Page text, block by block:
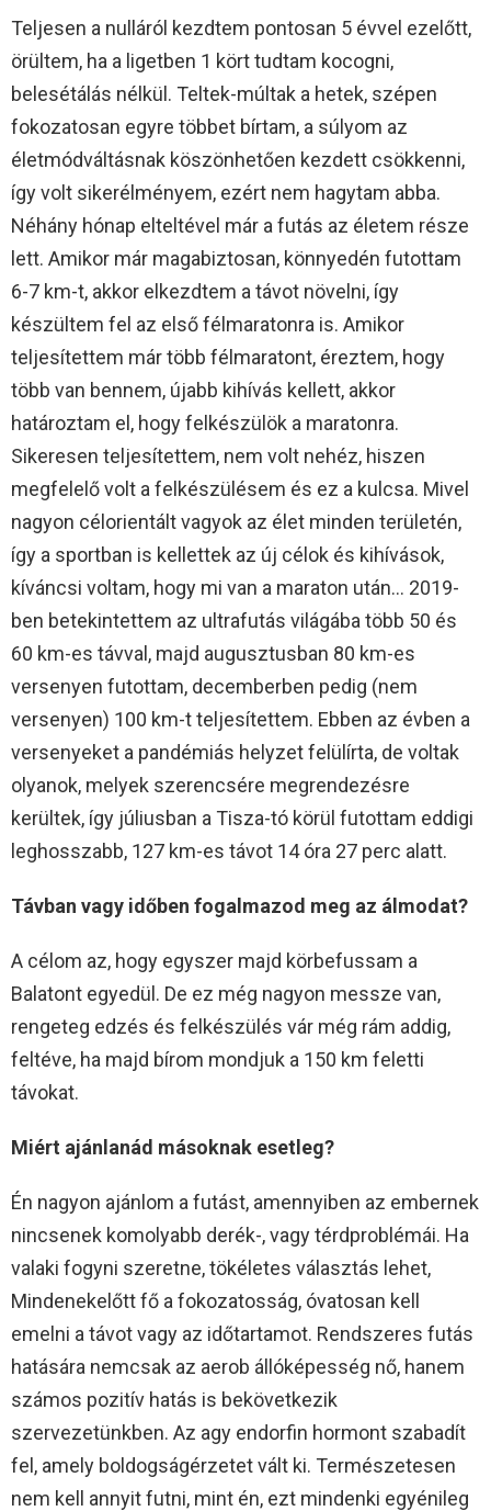
Teljesen a nulláról kezdtem pontosan 5 évvel ezelőtt,
örültem, ha a ligetben 1 kört tudtam kocogni,
belesétálás nélkül. Teltek-múltak a hetek, szépen
fokozatosan egyre többet bírtam, a súlyom az
életmódváltásnak köszönhetően kezdett csökkenni,
így volt sikerélményem, ezért nem hagytam abba.
Néhány hónap elteltével már a futás az életem része
lett. Amikor már magabiztosan, könnyedén futottam
6-7 km-t, akkor elkezdtem a távot növelni, így
készültem fel az első félmaratonra is. Amikor
teljesítettem már több félmaratont, éreztem, hogy
több van bennem, újabb kihívás kellett, akkor
határoztam el, hogy felkészülök a maratonra.
Sikeresen teljesítettem, nem volt nehéz, hiszen
megfelelő volt a felkészülésem és ez a kulcsa. Mivel
nagyon célorientált vagyok az élet minden területén,
így a sportban is kellettek az új célok és kihívások,
kíváncsi voltam, hogy mi van a maraton után… 2019-
ben betekintettem az ultrafutás világába több 50 és
60 km-es távval, majd augusztusban 80 km-es
versenyen futottam, decemberben pedig (nem
versenyen) 100 km-t teljesítettem. Ebben az évben a
versenyeket a pandémiás helyzet felülírta, de voltak
olyanok, melyek szerencsére megrendezésre
kerültek, így júliusban a Tisza-tó körül futottam eddigi
leghosszabb, 127 km-es távot 14 óra 27 perc alatt.
Távban vagy időben fogalmazod meg az álmodat?
A célom az, hogy egyszer majd körbefussam a
Balatont egyedül. De ez még nagyon messze van,
rengeteg edzés és felkészülés vár még rám addig,
feltéve, ha majd bírom mondjuk a 150 km feletti
távokat.
Miért ajánlanád másoknak esetleg?
Én nagyon ajánlom a futást, amennyiben az embernek
nincsenek komolyabb derék-, vagy térdproblémái. Ha
valaki fogyni szeretne, tökéletes választás lehet,
Mindenekelőtt fő a fokozatosság, óvatosan kell
emelni a távot vagy az időtartamot. Rendszeres futás
hatására nemcsak az aerob állóképesség nő, hanem
számos pozitív hatás is bekövetkezik
szervezetünkben. Az agy endorfin hormont szabadít
fel, amely boldogságérzetet vált ki. Természetesen
nem kell annyit futni, mint én, ezt mindenki egyénileg